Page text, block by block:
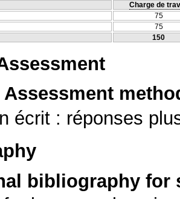
Charge de
75
75
150
écrit : réponses
bibliography for